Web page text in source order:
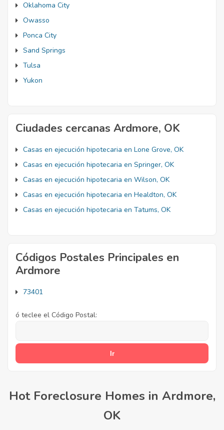
Oklahoma City
Owasso
Ponca City
Sand Springs
Tulsa
Yukon
Ciudades cercanas Ardmore, OK
Casas en ejecución hipotecaria en Lone Grove, OK
Casas en ejecución hipotecaria en Springer, OK
Casas en ejecución hipotecaria en Wilson, OK
Casas en ejecución hipotecaria en Healdton, OK
Casas en ejecución hipotecaria en Tatums, OK
Códigos Postales Principales en
Ardmore
73401
ó teclee el Código Postal:
Hot Foreclosure Homes in Ardmore,
OK